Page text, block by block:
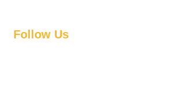
Follow Us